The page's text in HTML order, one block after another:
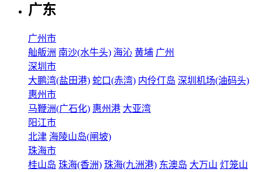
广东
广州市
舢舨洲 南沙(水牛头) 海沁 黄埔 广州
深圳市
大鹏湾(盐田港) 蛇口(赤湾) 内伶仃岛 深圳机场(油码头)
惠州市
马鞭洲(广石化) 惠州港 大亚湾
阳江市
北津 海陵山岛(闸坡)
珠海市
桂山岛 珠海(香洲) 珠海(九洲港) 东澳岛 大万山 灯笼山